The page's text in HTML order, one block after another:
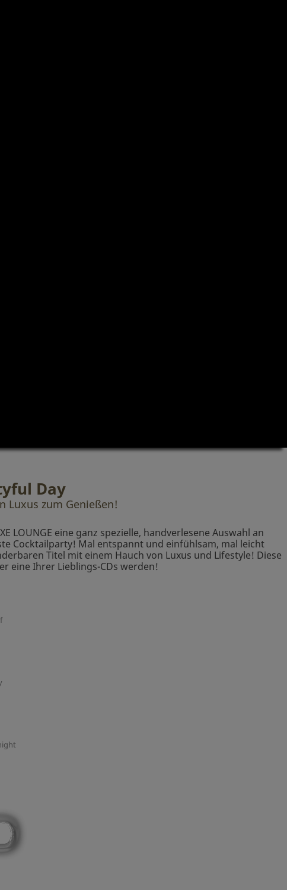
Day
Luxus zum Genießen!
LOUNGE eine ganz spezielle, handverlesene Auswahl an
Cocktailparty! Mal entspannt und einfühlsam, mal leicht
Titel mit einem Hauch von Luxus und Lifestyle! Diese
eine Ihrer Lieblings-CDs werden!